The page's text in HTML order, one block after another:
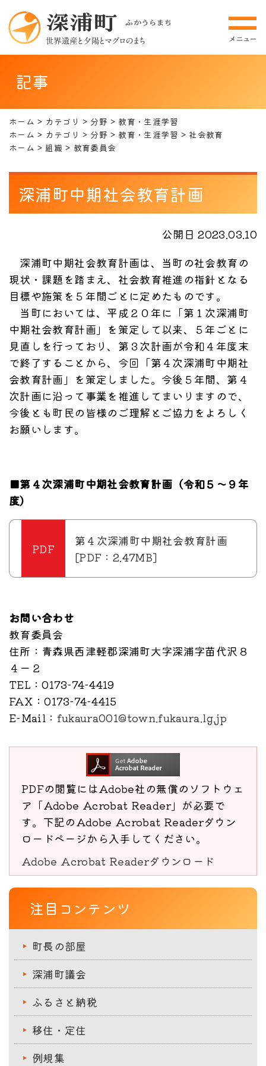
記事
ホーム カテゴリ 分野
教育・生涯学習
ホーム
カテゴリ 分野 教育・生涯学習
社会教育
ホーム
組織 教育委員会
深浦町中期社会教育計画
公開日 2023.03.10
深浦町中期社会教育計画は、当町の社会教育の
現状・課題を踏まえ、社会教育推進の指針となる
目標や施策を５年間ごとに定めたものです。
当町においては、平成２０年に「第１次深浦町
中期社会教育計画」を策定して以来、５年ごとに
見直しを行っており、第３次計画が令和４年度末
で終了することから、今回「第４次深浦町中期社
会教育計画」を策定しました。今後５年間、第４
次計画に沿って事業を推進してまいりますので、
今後とも町民の皆様のご理解とご協力をよろしく
お願いします。
■第４次深浦町中期社会教育計画（令和５～９年
度）
第４次深浦町中期社会教育計画
[PDF：2.47MB]
お問い合わせ
教育委員会
住所 ：青森県西津軽郡深浦町大字深浦字苗代沢８
４ー２
TEL ：0173-74-4419
FAX ：0173-74-4415
E-Mail ： fukaura001@town.fukaura.lg.jp
PDFの閲覧にはAdobe社の無償のソフトウェ
ア「Adobe Acrobat Reader」が必要で
す。下記のAdobe Acrobat Readerダウン
ロードページから入手してください。
Adobe Acrobat Readerダウンロード
注目コンテンツ
町長の部屋
深浦町議会
ふるさと納税
移住・定住
例規集